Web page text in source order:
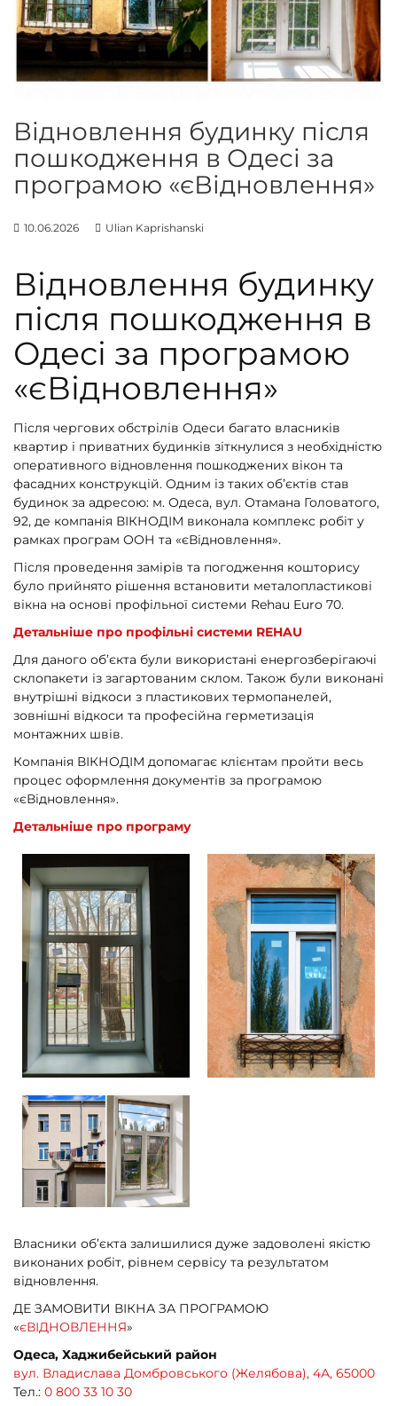
н
н
в
к
о
н
т
а
д
е
р
е
й
Відновлення будинку після
пошкодження в Одесі за
програмою «єВідновлення»
10.06.2026 Ulian Kaprishanski
Відновлення будинку
після пошкодження в
Одесі за програмою
«єВідновлення»
Після чергових обстрілів Одеси багато власників
квартир і приватних будинків зіткнулися з необхідністю
оперативного відновлення пошкоджених вікон та
фасадних конструкцій. Одним із таких об’єктів став
будинок за адресою: м. Одеса, вул. Отамана Головатого,
92, де компанія ВІКНОДІМ виконала комплекс робіт у
рамках програм ООН та «єВідновлення».
Після проведення замірів та погодження кошторису
було прийнято рішення встановити металопластикові
вікна на основі профільної системи Rehau Euro 70.
Детальніше про профільні системи REHAU
Для даного об’єкта були використані енергозберігаючі
склопакети із загартованим склом. Також були виконані
внутрішні відкоси з пластикових термопанелей,
зовнішні відкоси та професійна герметизація
монтажних швів.
Компанія ВІКНОДІМ допомагає клієнтам пройти весь
процес оформлення документів за програмою
«єВідновлення».
Детальніше про програму
Власники об’єкта залишилися дуже задоволені якістю
виконаних робіт, рівнем сервісу та результатом
відновлення.
ДЕ ЗАМОВИТИ ВІКНА ЗА ПРОГРАМОЮ
«єВІДНОВЛЕННЯ»
Одеса, Хаджибейський район
вул. Владислава Домбровського (Желябова), 4А, 65000
Тел.: 0 800 33 10 30